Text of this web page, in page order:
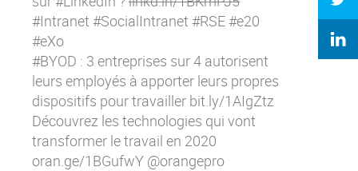
#Intranet #SocialIntranet #RSE #e20
#eXo
#BYOD : 3 entreprises sur 4 autorisent
leurs employés à apporter leurs propres
dispositifs pour travailler bit.ly/1AIgZtz
Découvrez les technologies qui vont
transformer le travail en 2020
oran.ge/1BGufwY @orangepro